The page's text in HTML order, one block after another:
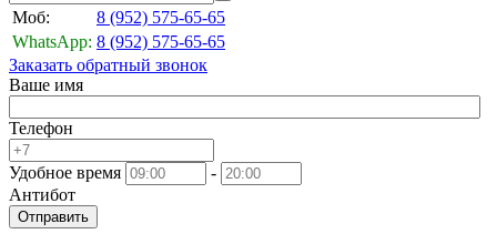
Моб: 8 (952) 575-65-65
WhatsApp: 8 (952) 575-65-65
Заказать обратный звонок
Ваше имя
Телефон
Удобное время
-
Антибот
Отправить